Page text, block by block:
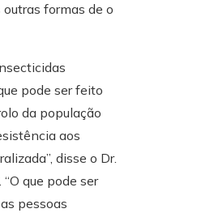
formas de o
pode ser feito
da população
aos
disse o Dr.
que pode ser
pessoas